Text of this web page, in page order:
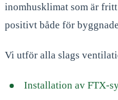
inomhusklimat som är
positivt både för
Vi utför alla slags
Installation av FTX-